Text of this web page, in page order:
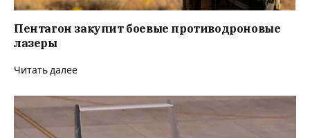
Пентагон закупит боевые противодроновые
лазеры
Читать далее